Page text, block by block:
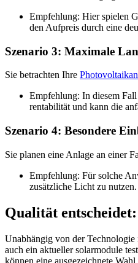
Empfehlung: Hier spielen
den Aufpreis durch eine
Szenario 3: Maximale
Sie betrachten Ihre
Empfehlung: In diesem
rentabilität und kann die
Szenario 4: Besondere
Sie planen eine Anlage an einer
Empfehlung: Für solche
zusätzliche Licht zu nutzen.
Qualität
Unabhängig von der
auch ein aktueller solarmodule
können eine ausgezeichnete